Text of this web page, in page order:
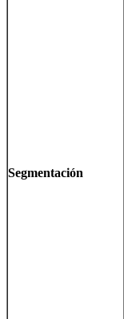
Segmentación